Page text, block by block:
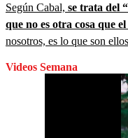
Según Cabal, se trata del
que no es otra cosa que
nosotros, es lo que son
Videos Semana